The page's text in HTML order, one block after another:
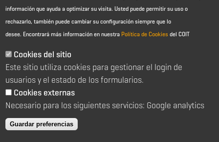
Aviso Legal - Información general
Política de cookies
Política de reembolso
Sitemap
C/ Almagro 2 1º Izqda 28010 Madrid
91 391 10 66
coit@coit.es
información que ayuda a optimizar su visita. Usted puede permitir su uso o
rechazarlo, también puede cambiar su configuración siempre que lo
desee. Encontrará más información en nuestra Política de Cookies del COIT
Cookies del sitio
Este sitio utiliza cookies para gestionar el login de
usuarios y el estado de los formularios.
Cookies externas
Necesario para los siguientes servicios: Google analytics
Guardar preferencias